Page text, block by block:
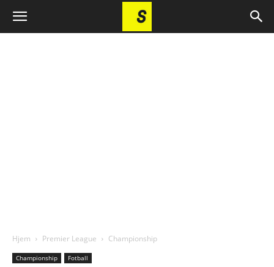
Hjem Premier League Championship
Championship Fotball